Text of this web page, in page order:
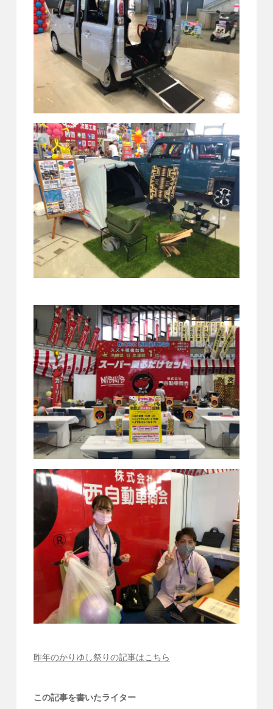
昨年のかりゆし祭りの記事はこちら
この記事を書いたライター